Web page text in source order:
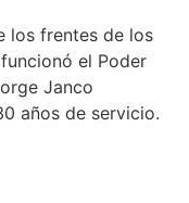
los frentes de los
el Poder
Janco
años de servicio.